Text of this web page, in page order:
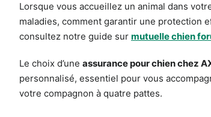
Lorsque vous accueillez un animal dans
maladies, comment garantir une protection
consultez notre guide sur mutuelle chien
Le choix d’une assurance pour chien chez
personnalisé, essentiel pour vous
votre compagnon à quatre pattes.